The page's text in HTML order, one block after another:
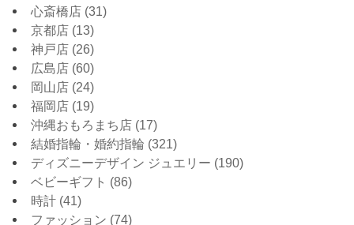
心斎橋店 (31)
京都店 (13)
神戸店 (26)
広島店 (60)
岡山店 (24)
福岡店 (19)
沖縄おもろまち店 (17)
結婚指輪・婚約指輪 (321)
ディズニーデザイン ジュエリー (190)
ベビーギフト (86)
時計 (41)
ファッション (74)